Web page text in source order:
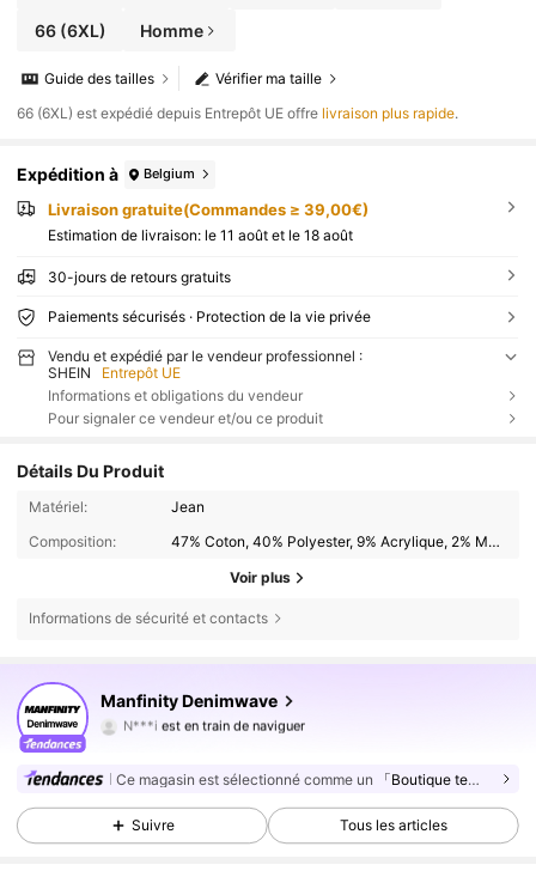
66(6XL) Homme
Vérifier ma taille
Guide des tailles
​66 (6XL) est expédié depuis Entrepôt UE offre livraison plus rapide.
Expédition à Belgium
Livraison gratuite(Commandes ≥ 39,00€)
Estimation de livraison: le 11 août et le 18 août
30-jours de retours gratuits
Paiements sécurisés · Protection de la vie privée
Vendu et expédié par le vendeur professionnel :
SHEIN
Entrepôt UE
Informations et obligations du vendeur
Pour signaler ce vendeur et/ou ce produit
Détails Du Produit
Matériel:
Jean
Composition:
47% Coton, 40% Polyester, 9% Acrylique, 2% Modal, 2% Viscose
Voir plus
Informations de sécurité et contacts
Manfinity Denimwave
4,75
35K Suiveurs
N***iest en train de naviguer
4,75
35K Suiveurs
4,75 35K Suiveurs
Ce magasin est sélectionné comme un 「Boutique tendance」
Suivre Tous les articles